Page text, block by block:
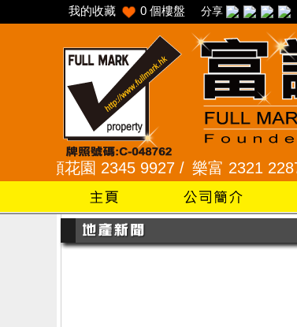
我的收藏 0 個樓盤 分享
采頣花園 2345 9927 /樂富 2321 2287 /